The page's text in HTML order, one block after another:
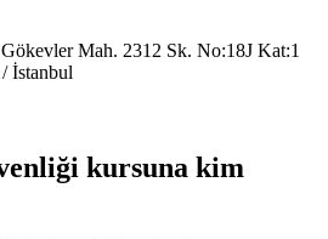
Mah. 2312 Sk. No:18J Kat:1
İstanbul
kursuna kim